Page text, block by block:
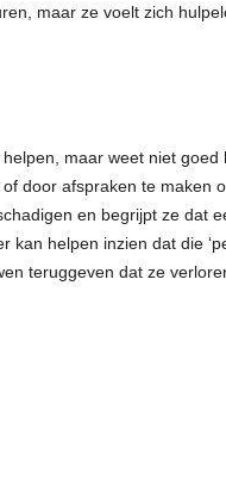
maar ze voelt zich
maar weet niet
door afspraken te maken
en begrijpt ze dat
helpen inzien dat die
teruggeven dat ze